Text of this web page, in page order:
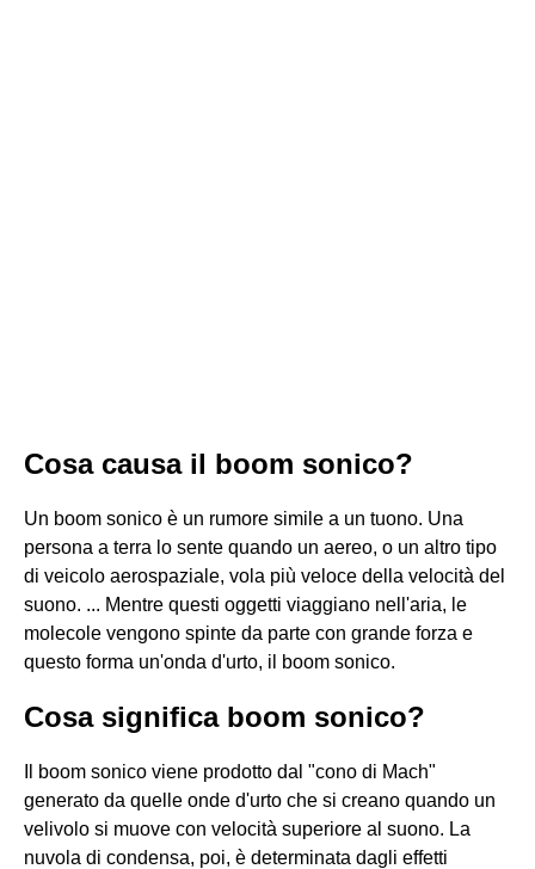
Cosa causa il boom sonico?
Un boom sonico è un rumore simile a un tuono. Una
persona a terra lo sente quando un aereo, o un altro tipo
di veicolo aerospaziale, vola più veloce della velocità del
suono. ... Mentre questi oggetti viaggiano nell'aria, le
molecole vengono spinte da parte con grande forza e
questo forma un'onda d'urto, il boom sonico.
Cosa significa boom sonico?
Il boom sonico viene prodotto dal "cono di Mach"
generato da quelle onde d'urto che si creano quando un
velivolo si muove con velocità superiore al suono. La
nuvola di condensa, poi, è determinata dagli effetti